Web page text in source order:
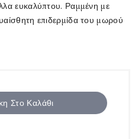
ευκαλύπτου. Ραμμένη με
επιδερμίδα του μωρού
Στο Καλάθι